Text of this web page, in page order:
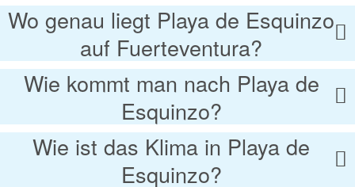
Wo genau liegt Playa de Esquinzo
auf Fuerteventura?
Wie kommt man nach Playa de
Esquinzo?
Wie ist das Klima in Playa de
Esquinzo?